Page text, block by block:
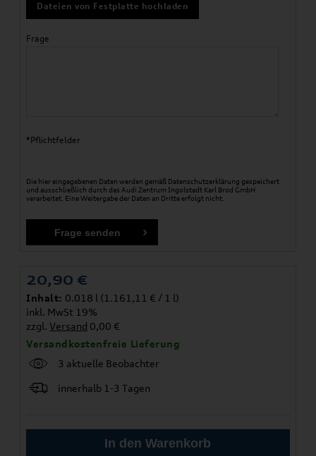
Dateien von Festplatte hochladen
Frage
*Pflichtfelder
Die hier eingegebenen Daten werden gemäß Datenschutzerklärung gespeichert
und ausschließlich durch das Audi Zentrum Ingolstadt Karl Brod GmbH
verarbeitet. Eine Weitergabe der Daten an Dritte erfolgt nicht.
20,90 €
Inhalt: 0.018 l (1.161,11 € / 1 l)
inkl. MwSt 19%
zzgl.Versand 0,00 €
Versandkostenfreie Lieferung
3 aktuelle Beobachter
innerhalb 1-3 Tagen